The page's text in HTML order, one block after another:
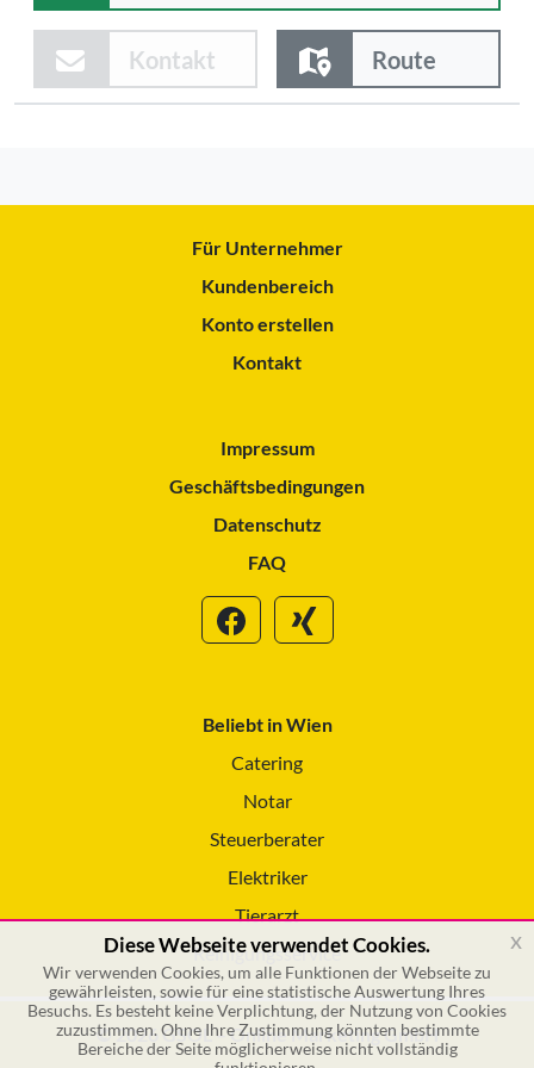
Kontakt Route
Für Unternehmer
Kundenbereich
Konto erstellen
Kontakt
Impressum
Geschäftsbedingungen
Datenschutz
FAQ
Beliebt in Wien
Catering
Notar
Steuerberater
Elektriker
Tierarzt
Reinigungsservice
© 2026 GSOL – Online Marketing GmbH
Diese Webseite verwendet Cookies.
Wir verwenden Cookies, um alle Funktionen der Webseite zu
gewährleisten, sowie für eine statistische Auswertung Ihres
Besuchs. Es besteht keine Verplichtung, der Nutzung von Cookies
zuzustimmen. Ohne Ihre Zustimmung könnten bestimmte
Bereiche der Seite möglicherweise nicht vollständig
x